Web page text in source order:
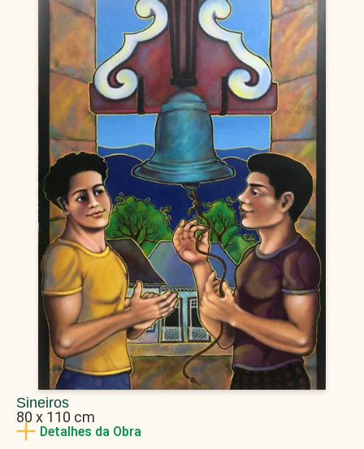
Sineiros
80 x 110 cm
Detalhes da Obra